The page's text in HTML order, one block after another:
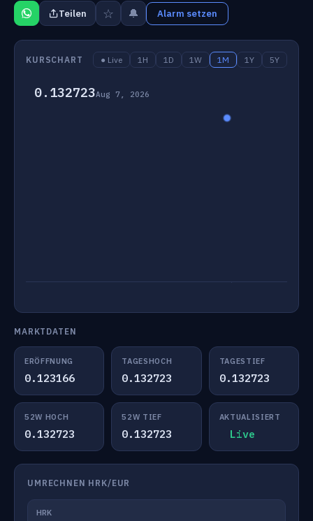
Teilen ☆ 🔔 Alarm setzen
KURSCHART ● Live 1H 1D 1W 1M 1Y 5Y
0.132723Aug 7, 2026
MARKTDATEN
ERÖFFNUNG
0.123166
TAGESHOCH
0.132723
TAGESTIEF
0.132723
52W HOCH
0.132723
52W TIEF
0.132723
AKTUALISIERT
Live
UMRECHNEN HRK/EUR
HRK